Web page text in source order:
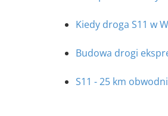
Kiedy droga S11 w
Budowa drogi
S11 - 25 km